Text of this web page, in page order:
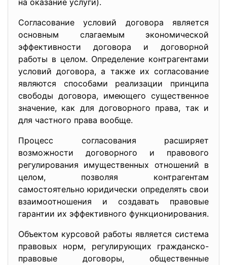
на оказание услуги).
Согласование условий договора является
основным слагаемым экономической
эффективности договора и договорной
работы в целом. Определение контрагентами
условий договора, а также их согласование
являются способами реализации принципа
свободы договора, имеющего существенное
значение, как для договорного права, так и
для частного права вообще.
Процесс согласования расширяет
возможности договорного и правового
регулирования имущественных отношений в
целом, позволяя контрагентам
самостоятельно юридически определять свои
взаимоотношения и создавать правовые
гарантии их эффективного функционирования.
Объектом курсовой работы является система
правовых норм, регулирующих гражданско-
правовые договоры, общественные